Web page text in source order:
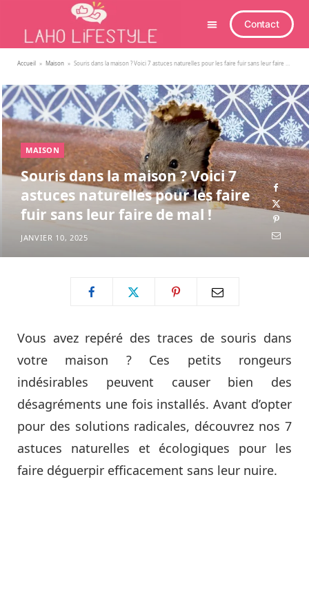
Contact
Accueil » Maison »
MAISON
Souris dans la maison ? Voici 7
astuces naturelles pour les faire
fuir sans leur faire de mal !
JANVIER 10, 2025
Vous avez repéré des traces de souris dans
votre maison ? Ces petits rongeurs
indésirables peuvent causer bien des
désagréments une fois installés. Avant d’opter
pour des solutions radicales, découvrez nos 7
astuces naturelles et écologiques pour les
faire déguerpir efficacement sans leur nuire.